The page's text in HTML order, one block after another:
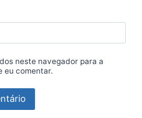
neste navegador para a
eu comentar.